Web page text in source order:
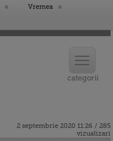
Vremea
2 septembrie 2020 11:26 / 285
vizualizari